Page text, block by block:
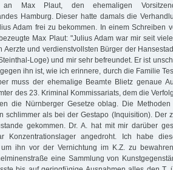
Max Plaut, den ehemaligen
Hamburg. Dieser hatte damals die
Adam frei zu bekommen. In einem Schreiben
Max Plaut: "Julius Adam war mir seit
Aerzte und verdienstvollsten Bürger der
Loge) und mir sehr befreundet. Er ist
ihn ist, wie ich erinnere, durch die Familie
muss der ehemalige Beamte Blietz genaue
des 23. Kriminal Kommissariats, dem die
die Nürnberger Gesetze oblag. Die Methoden
schlimmer als bei der Gestapo (Inquisition). Der
gekommen. Dr. A. hat mit mir darüber
Konzentrationslager angedroht. Ich habe
um ihn vor der Vernichtung im K.Z. zu
eine Sammlung von